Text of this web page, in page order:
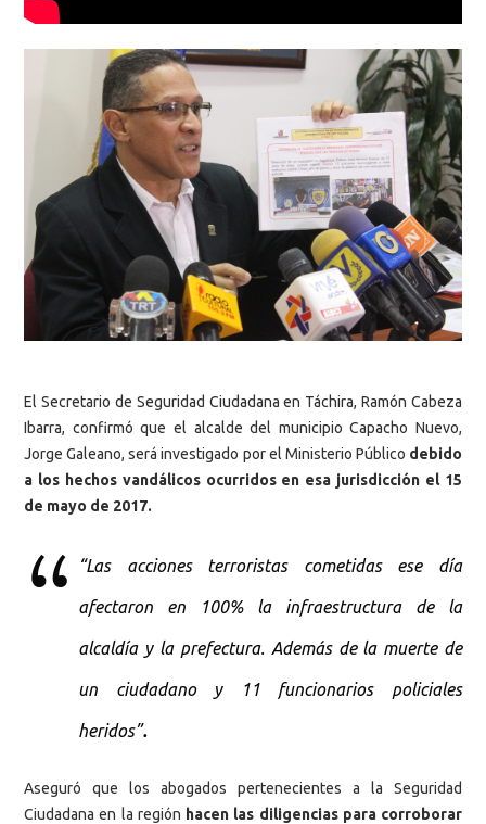
El Secretario de Seguridad Ciudadana en Táchira, Ramón Cabeza
Ibarra, confirmó que el alcalde del municipio Capacho Nuevo,
Jorge Galeano, será investigado por el Ministerio Público debido
a los hechos vandálicos ocurridos en esa jurisdicción el 15
de mayo de 2017.
“Las acciones terroristas cometidas ese día
afectaron en 100% la infraestructura de la
alcaldía y la prefectura. Además de la muerte de
un ciudadano y 11 funcionarios policiales
heridos”.
Aseguró que los abogados pertenecientes a la Seguridad
Ciudadana en la región hacen las diligencias para corroborar